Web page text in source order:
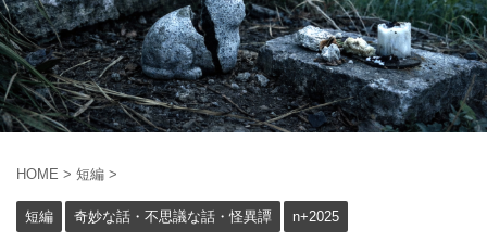
HOME > 短編 >
短編 奇妙な話・不思議な話・怪異譚 n+2025